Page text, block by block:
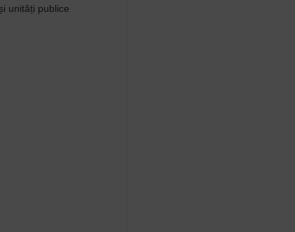
unități publice